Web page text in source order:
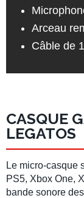
Arceau
Câble de
CASQUE
LEGATOS
Le micro-casque
PS5, Xbox One,
bande sonore